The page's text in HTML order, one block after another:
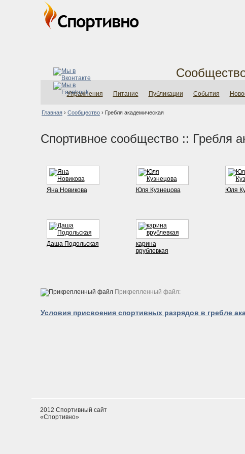
Упражнения Питание Публикации События
Главная › Сообщество › Гребля академическая
Спортивное сообщество :: Гребля
Яна Новикова Юля Кузнецова Юля
Даша Подольская
карина
врублевкая
Прикрепленный файл:
Условия присвоения спортивных разрядов в гребле
2012 Спортивный сайт
«Спортивно»